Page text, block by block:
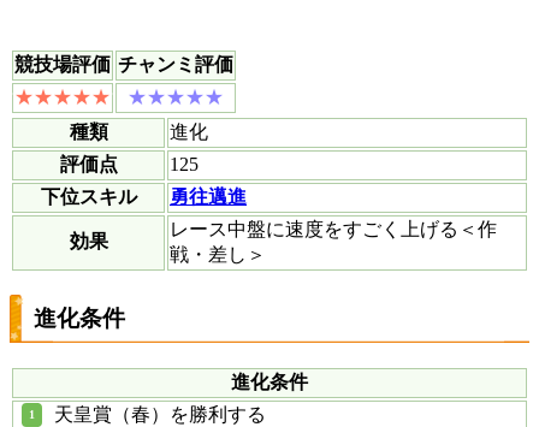
競技場評価 チャンミ評価
種類
進化
評価点
125
下位スキル
勇往邁進
効果
レース中盤に速度をすごく上げる＜作
戦・差し＞
進化条件
進化条件
天皇賞（春）を勝利する